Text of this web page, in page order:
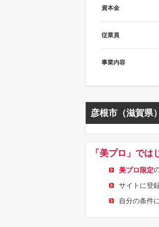
資本金
従業員
事業内容
彦根市（滋賀県
「美プロ」では
美プロ限定
サイトに登
自分の条件